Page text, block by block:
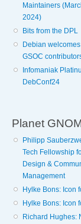
Maintainers
2024)
Bits from the DPL
Debian
GSOC
Infomaniak
DebConf24
Planet
Philipp
Tech Fellowship
Design &
Management
Hylke Bons: Icon
Hylke Bons: Icon
Richard Hughes: